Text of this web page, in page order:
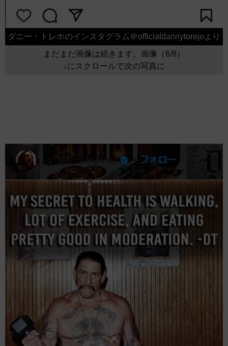
ダニー・トレホのインスタグラム＠officialdannytorejoより
まだまだ画像は続きます。画像（6/8）
↓にスクロールで次の写真に